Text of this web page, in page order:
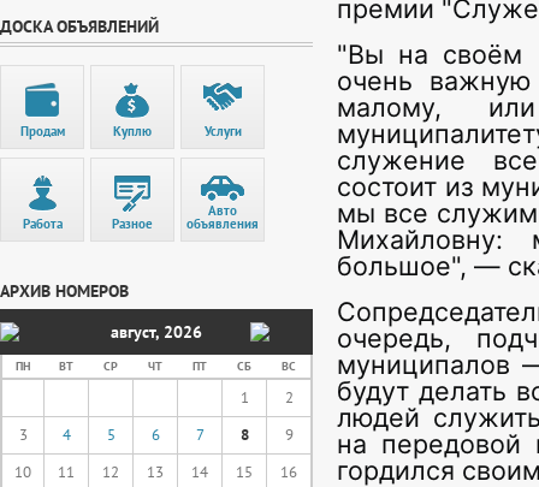
ДОСКА ОБЪЯВЛЕНИЙ
Продам Куплю Услуги
Работа Разное
Авто
объявления
АРХИВ НОМЕРОВ
август, 2026
ПН ВТ СР ЧТ ПТ СБ ВС
1
2
3
4 5 6 7 8
9
10
11 12 13 14 15
16
премии
"Вы на своём
очень
малому,
служение
состоит из
мы все
большое", —
очередь,
муниципалов
будут делать
людей
на передовой
гордился